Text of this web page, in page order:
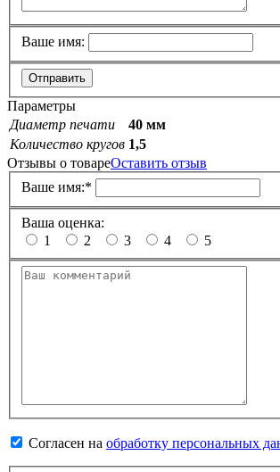
Ваше имя:
Отправить
Параметры
Диаметр печати
40 мм
Количество кругов 1,5
Отзывы о товареОставить отзыв
Ваше имя:*
Ваша оценка:
1
2 3 4 5
Согласен на обработку персональных